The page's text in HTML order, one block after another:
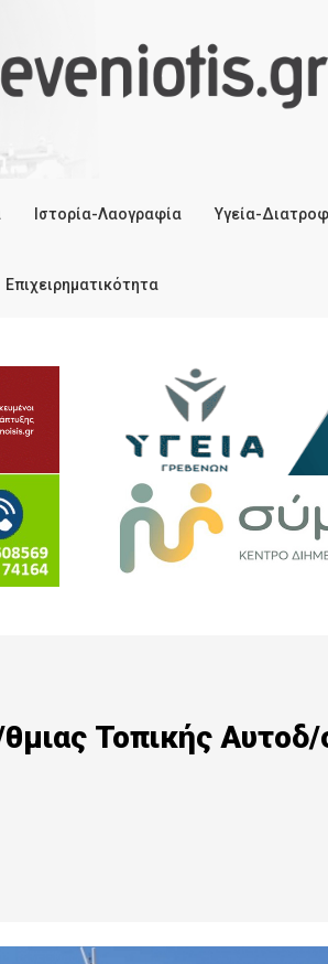
Ιστορία-Λαογραφία Υγεία-
Επιχειρηματικότητα
Τοπικής